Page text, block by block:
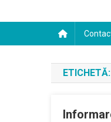
ETICHETĂ: